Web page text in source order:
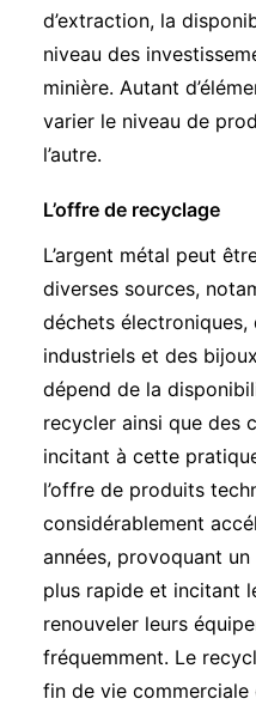
d’extraction, la
niveau des
minière. Autant
varier le niveau de
l’autre.
L’offre de recyclage
L’argent métal peut
diverses sources,
déchets électroniques,
industriels et des
dépend de la
recycler ainsi que des
incitant à cette
l’offre de produits
considérablement
années, provoquant
plus rapide et incitant
renouveler leurs
fréquemment. Le
fin de vie